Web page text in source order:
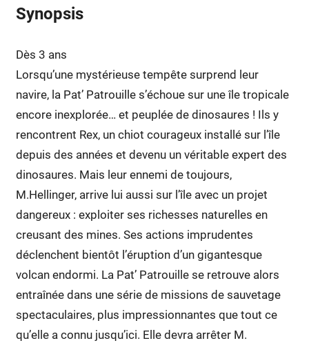
Synopsis
Dès 3 ans
Lorsqu’une mystérieuse tempête surprend leur
navire, la Pat’ Patrouille s’échoue sur une île tropicale
encore inexplorée… et peuplée de dinosaures ! Ils y
rencontrent Rex, un chiot courageux installé sur l’île
depuis des années et devenu un véritable expert des
dinosaures. Mais leur ennemi de toujours,
M.Hellinger, arrive lui aussi sur l’île avec un projet
dangereux : exploiter ses richesses naturelles en
creusant des mines. Ses actions imprudentes
déclenchent bientôt l’éruption d’un gigantesque
volcan endormi. La Pat’ Patrouille se retrouve alors
entraînée dans une série de missions de sauvetage
spectaculaires, plus impressionnantes que tout ce
qu’elle a connu jusqu’ici. Elle devra arrêter M.